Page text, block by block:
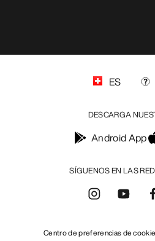
SÍGUENOS EN LAS
ES
DESCARGA
Android App
Centro de preferencias de